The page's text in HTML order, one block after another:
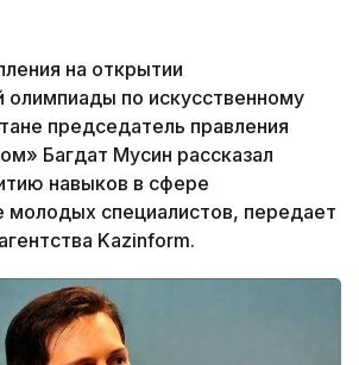
на открытии
по искусственному
председатель правления
Багдат Мусин рассказал
навыков в сфере
специалистов, передает
Kazinform.